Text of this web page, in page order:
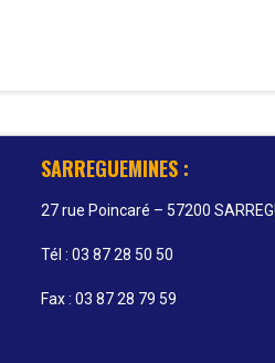
SARREGUEMINES :
27 rue Poincaré – 57200
Tél : 03 87 28 50 50
Fax : 03 87 28 79 59